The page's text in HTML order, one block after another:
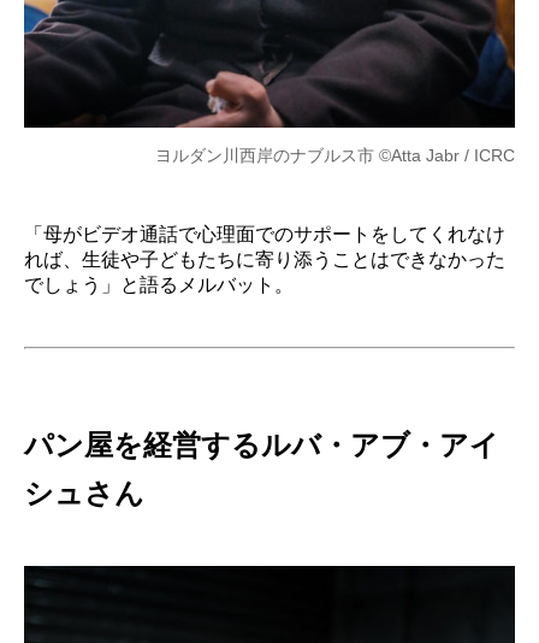
ヨルダン川西岸のナブルス市 ©Atta Jabr / ICRC
「母がビデオ通話で心理面でのサポートをしてくれなけ
れば、生徒や子どもたちに寄り添うことはできなかった
でしょう」と語るメルバット。
パン屋を経営するルバ・アブ・アイ
シュさん